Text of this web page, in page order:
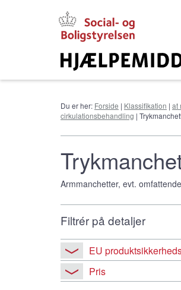
Du er her: Forside | Klassifikation | at
cirkulationsbehandling |
Armmanchetter, evt.
Filtrér på detaljer
EU
Pris